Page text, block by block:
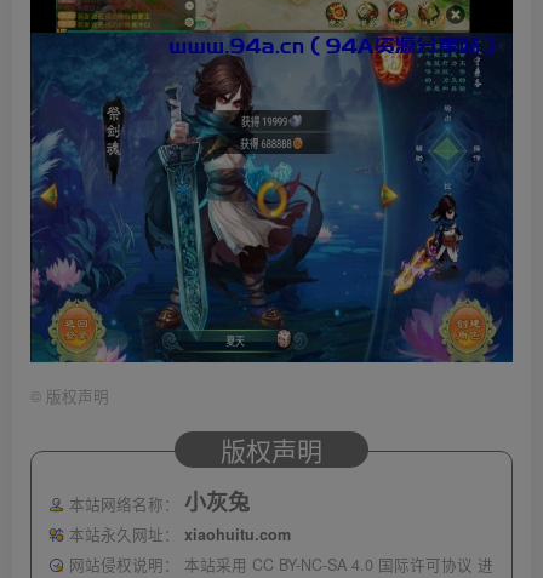
© 版权声明
版权声明
本站网络名称： 小灰兔
本站永久网址：
xiaohuitu.com
网站侵权说明：
本站采用 CC BY-NC-SA 4.0 国际许可协议 进